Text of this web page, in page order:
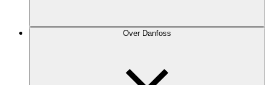
Over Danfoss